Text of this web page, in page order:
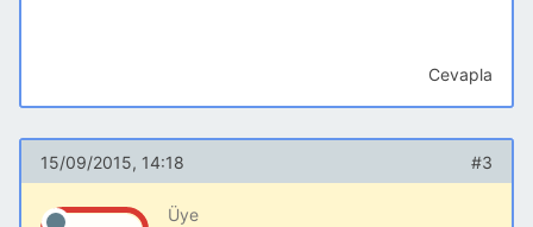
Cevapla
15/09/2015, 14:18 #3
Üye